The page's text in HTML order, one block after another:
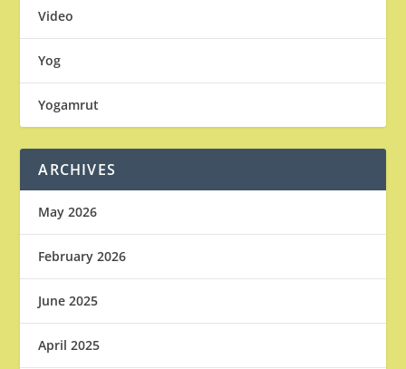
Video
Yog
Yogamrut
ARCHIVES
May 2026
February 2026
June 2025
April 2025